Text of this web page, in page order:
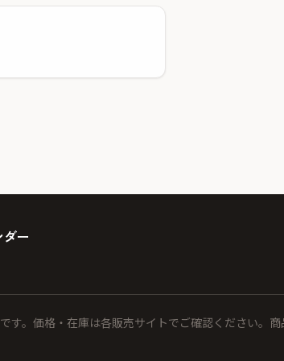
ー
す。価格・在庫は各販売サイトでご確認ください。商